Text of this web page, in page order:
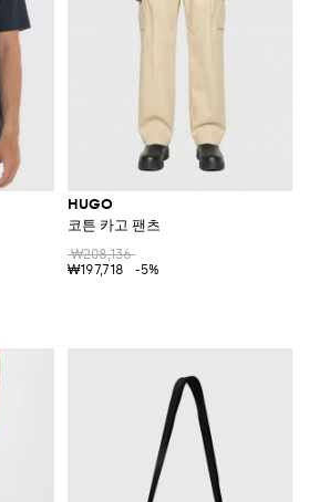
HUGO
코튼 카고 팬츠
₩208,136
₩197,718
-5%